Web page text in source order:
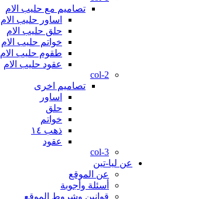
تصاميم مع حليب الام
اساور حليب الام
حلق حليب الام
خواتم حليب الام
طقوم حليب الام
عقود حليب الام
col-2
تصاميم اخرى
اساور
حلق
خواتم
ذهب ١٤
عقود
col-3
عن ليا-تين
عن الموقع
أسئلة وأجوبة
قوانين وشروط الموقع